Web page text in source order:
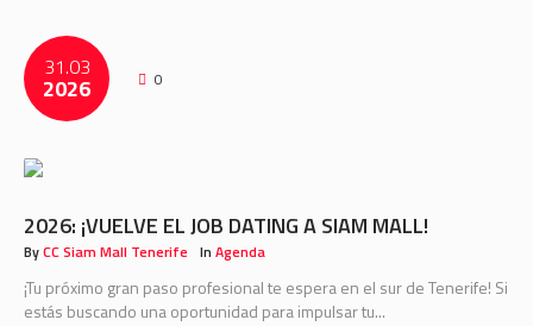
31.03
2026 0
2026: ¡VUELVE EL JOB DATING A SIAM MALL!
ByCC Siam Mall Tenerife In Agenda
¡Tu próximo gran paso profesional te espera en el sur de Tenerife! Si
estás buscando una oportunidad para impulsar tu...